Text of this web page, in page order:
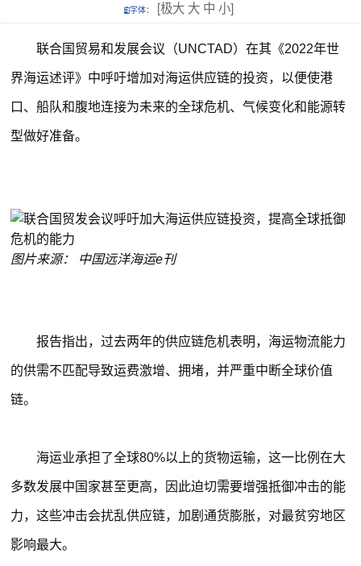
字体：
[极大 大 中 小]
联合国贸易和发展会议（UNCTAD）在其《2022年世
界海运述评》中呼吁增加对海运供应链的投资，以便使港
口、船队和腹地连接为未来的全球危机、气候变化和能源转
型做好准备。
图片来源： 中国远洋海运e刊
报告指出，过去两年的供应链危机表明，海运物流能力
的供需不匹配导致运费激增、拥堵，并严重中断全球价值
链。
海运业承担了全球80%以上的货物运输，这一比例在大
多数发展中国家甚至更高，因此迫切需要增强抵御冲击的能
力，这些冲击会扰乱供应链，加剧通货膨胀，对最贫穷地区
影响最大。